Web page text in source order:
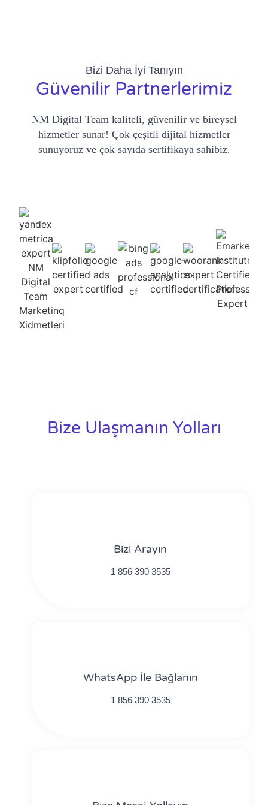
Bizi Daha İyi Tanıyın
Güvenilir Partnerlerimiz
NM Digital Team kaliteli, güvenilir ve bireysel
hizmetler sunar! Çok çeşitli dijital hizmetler
sunuyoruz ve çok sayıda sertifikaya sahibiz.
Bize Ulaşmanın Yolları
Bizi Arayın
1 856 390 3535
WhatsApp İle Bağlanın
1 856 390 3535